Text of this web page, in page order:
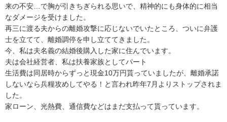
来の不安…で胸が引きちぎられる思いで、精神的にも身体的に相当
なダメージを受けました。
再三に渡る夫からの離婚攻撃に応じないでいたところ、ついに弁護
士を立てて、離婚調停を申し立ててきました。
今、私は夫名義の結婚後購入した家に住んでいます。
夫は会社経営者、私は扶養家族としてパート
生活費は同居時からずっと現金10万円貰っていましたが、離婚承諾
しないなら兵糧攻めしてやる！と言われ昨年7月よりストップされま
した。
家ローン、光熱費、通信費などはまだ支払って貰っています。